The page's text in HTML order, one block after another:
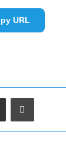
URL
Partager par email Imprimer